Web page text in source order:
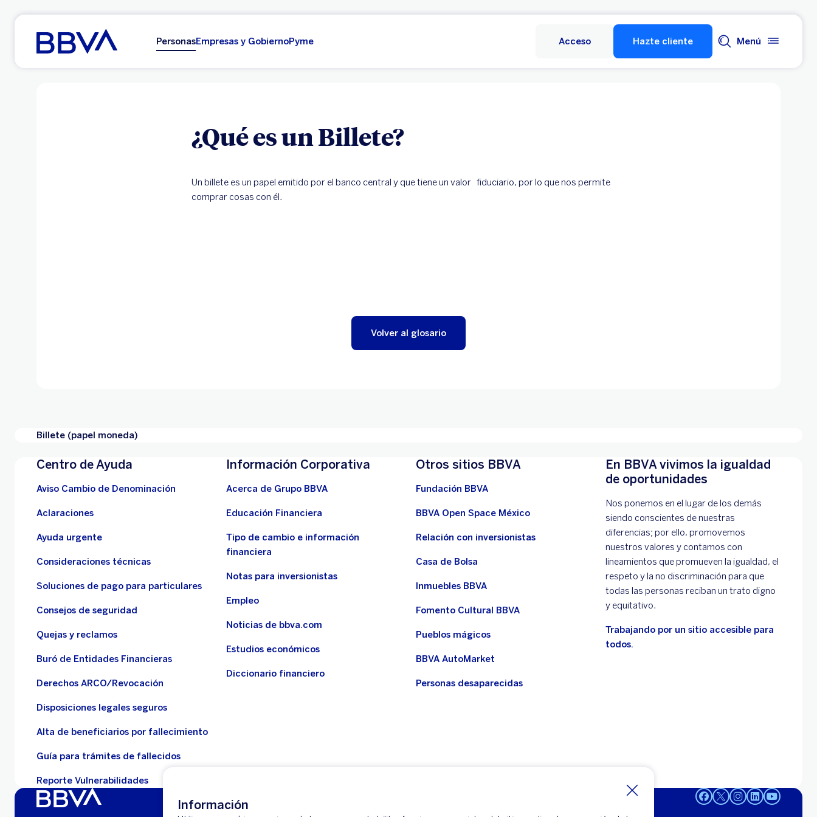
Información
Ir al contenido principal
PersonasEmpresas y GobiernoPyme Acceso Hazte cliente Menú
¿Qué es un Billete?
Un billete es un papel emitido por el banco central y que tiene un valor fiduciario, por lo que nos permite
comprar cosas con él.
Volver al glosario
Billete (papel moneda)
Centro de Ayuda
Aviso Cambio de Denominación
Aclaraciones
Ayuda urgente
Consideraciones técnicas
Soluciones de pago para particulares
Consejos de seguridad
Quejas y reclamos
Buró de Entidades Financieras
Derechos ARCO/Revocación
Disposiciones legales seguros
Alta de beneficiarios por fallecimiento
Guía para trámites de fallecidos
Reporte Vulnerabilidades
Información Corporativa
Acerca de Grupo BBVA
Educación Financiera
Tipo de cambio e información
financiera
Notas para inversionistas
Empleo
Noticias de bbva.com
Estudios económicos
Diccionario financiero
Otros sitios BBVA
Fundación BBVA
BBVA Open Space México
Relación con inversionistas
Casa de Bolsa
Inmuebles BBVA
Fomento Cultural BBVA
Pueblos mágicos
BBVA AutoMarket
Personas desaparecidas
En BBVA vivimos la igualdad
de oportunidades
Nos ponemos en el lugar de los demás
siendo conscientes de nuestras
diferencias; por ello, promovemos
nuestros valores y contamos con
lineamientos que promueven la igualdad, el
respeto y la no discriminación para que
todas las personas reciban un trato digno
y equitativo.
Trabajando por un sitio accesible para
todos.